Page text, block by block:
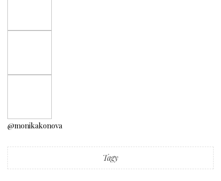
@monikakonova
Tagy